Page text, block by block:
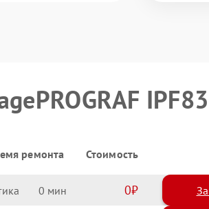
ремонта Стоимость
0 0